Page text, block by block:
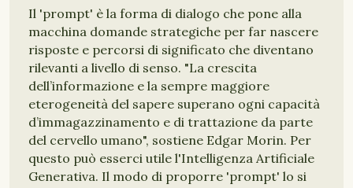
Il 'prompt' è la forma di dialogo che pone alla
macchina domande strategiche per far nascere
risposte e percorsi di significato che diventano
rilevanti a livello di senso. "La crescita
dell’informazione e la sempre maggiore
eterogeneità del sapere superano ogni capacità
d’immagazzinamento e di trattazione da parte
del cervello umano", sostiene Edgar Morin. Per
questo può esserci utile l'Intelligenza Artificiale
Generativa. Il modo di proporre 'prompt' lo si